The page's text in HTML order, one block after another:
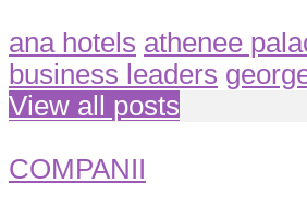
ana hotels athenee
business leaders
View all posts
COMPANII